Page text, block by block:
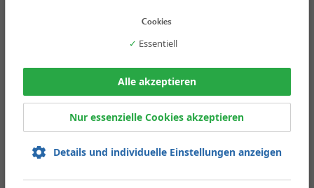
Filterreinigung zeitabhängig ausgelöst.
und die abgelagerten Feststoffe werden
Kompetenz byThalen
Entdecken Sie unsere Projekte
Die Thalen Consult GmbH ist Teil der
Cookies
✓ Essentiell
Alle akzeptieren
Nur essenzielle Cookies akzeptieren
Details und individuelle Einstellungen anzeigen